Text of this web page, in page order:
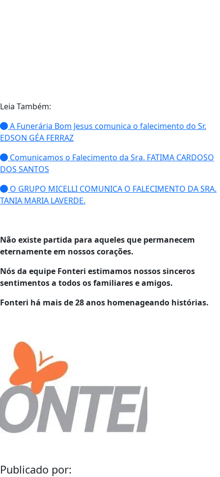
Leia Também:
A Funerária Bom Jesus comunica o falecimento do Sr.
EDSON GÉA FERRAZ
Comunicamos o Falecimento da Sra. FATIMA CARDOSO
DOS SANTOS
O GRUPO MICELLI COMUNICA O FALECIMENTO DA SRA.
TANIA MARIA LAVERDE.
Não existe partida para aqueles que permanecem
eternamente em nossos corações.
Nós da equipe Fonteri estimamos nossos sinceros
sentimentos a todos os familiares e amigos.
Fonteri há mais de 28 anos homenageando histórias.
Publicado por: